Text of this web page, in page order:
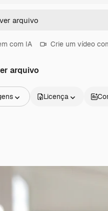
com IA Crie um vídeo
arquivo
Licença